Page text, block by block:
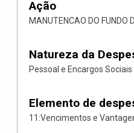
Ação
MANUTENCAO DO FUNDO
Natureza da
Pessoal e Encargos Sociais
Elemento de
11:Vencimentos e